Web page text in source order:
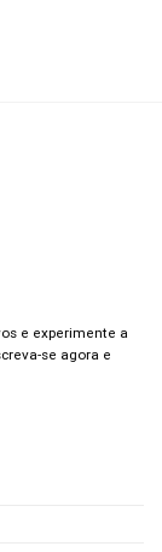
e experimente a
se agora e